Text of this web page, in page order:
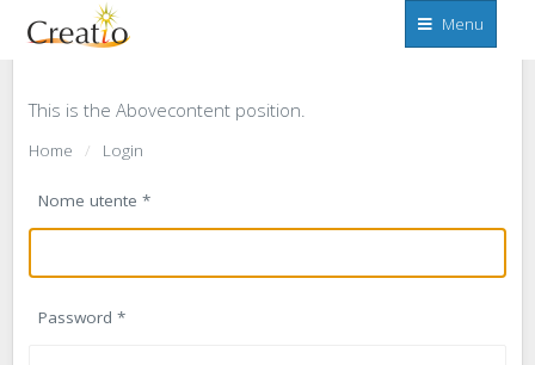
Menu
Sistema
monitorizzazione
ABOVECONTENT
This is the Abovecontent position.
Home Login
Nome utente *
Password *